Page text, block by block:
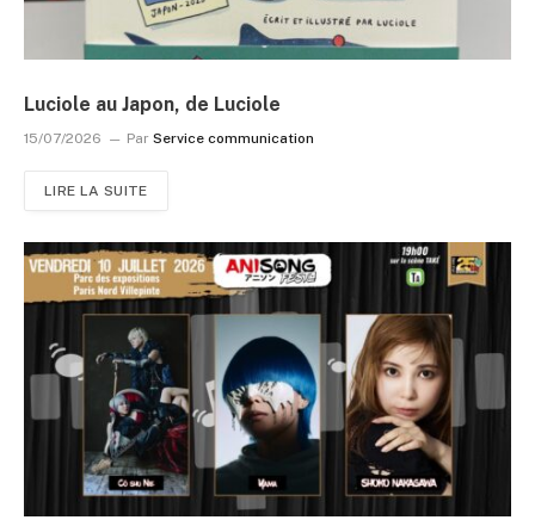
Luciole au Japon, de Luciole
15/07/2026 Par Service communication
LIRE LA SUITE